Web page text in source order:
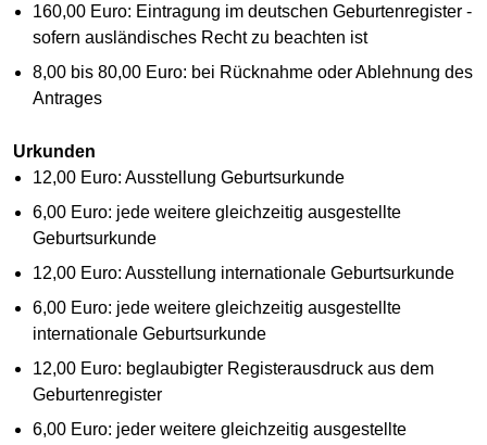
160,00 Euro: Eintragung im deutschen Geburtenregister -
sofern ausländisches Recht zu beachten ist
8,00 bis 80,00 Euro: bei Rücknahme oder Ablehnung des
Antrages
Urkunden
12,00 Euro: Ausstellung Geburtsurkunde
6,00 Euro: jede weitere gleichzeitig ausgestellte
Geburtsurkunde
12,00 Euro: Ausstellung internationale Geburtsurkunde
6,00 Euro: jede weitere gleichzeitig ausgestellte
internationale Geburtsurkunde
12,00 Euro: beglaubigter Registerausdruck aus dem
Geburtenregister
6,00 Euro: jeder weitere gleichzeitig ausgestellte